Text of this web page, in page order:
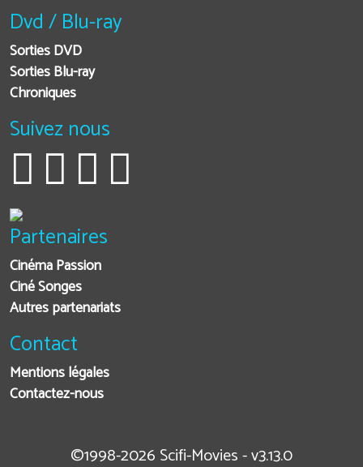
Dvd / Blu-ray
Sorties DVD
Sorties Blu-ray
Chroniques
Suivez nous
Partenaires
Cinéma Passion
Ciné Songes
Autres partenariats
Contact
Mentions légales
Contactez-nous
©1998-2026 Scifi-Movies - v3.13.0